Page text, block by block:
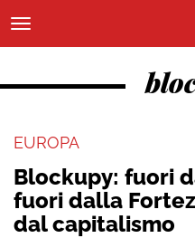
EUROPA
Blockupy: fuori
fuori dalla
dal capitalismo